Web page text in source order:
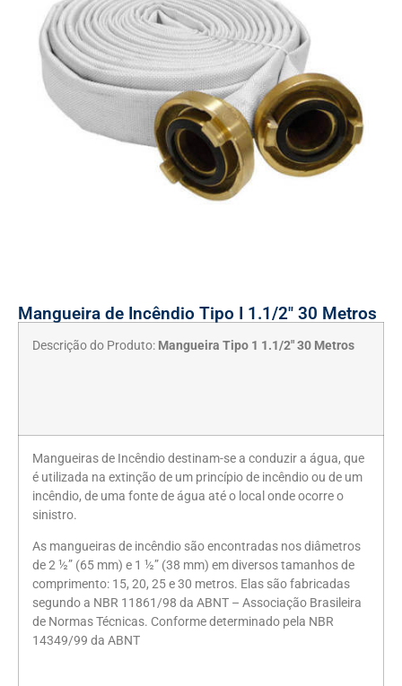
Mangueira de Incêndio Tipo I 1.1/2″ 30 Metros
Descrição do Produto: Mangueira Tipo 1 1.1/2″ 30 Metros
Mangueiras de Incêndio destinam-se a conduzir a água, que
é utilizada na extinção de um princípio de incêndio ou de um
incêndio, de uma fonte de água até o local onde ocorre o
sinistro.
As mangueiras de incêndio são encontradas nos diâmetros
de 2 ½” (65 mm) e 1 ½” (38 mm) em diversos tamanhos de
comprimento: 15, 20, 25 e 30 metros. Elas são fabricadas
segundo a NBR 11861/98 da ABNT – Associação Brasileira
de Normas Técnicas. Conforme determinado pela NBR
14349/99 da ABNT